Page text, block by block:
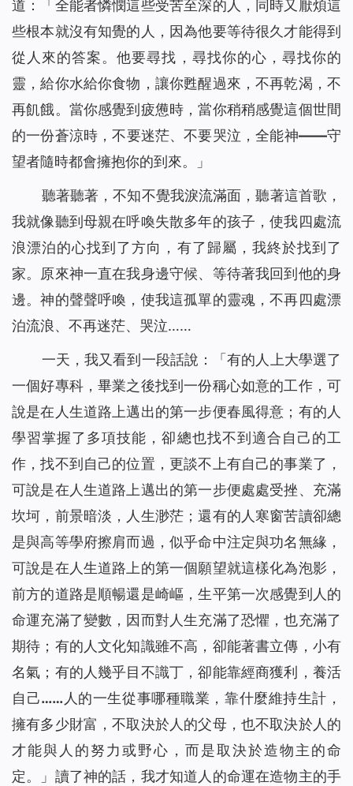
道：「 全能者憐憫這些受苦至深的人，同時又厭煩這
些根本就沒有知覺的人，因為他要等待很久才能得到
從人來的答案。他要尋找，尋找你的心，尋找你的
靈，給你水給你食物，讓你甦醒過來，不再乾渴，不
再飢餓。當你感覺到疲憊時，當你稍稍感覺這個世間
的一份蒼涼時，不要迷茫、不要哭泣，全能神——守
望者隨時都會擁抱你的到來。
」
聽著聽著，不知不覺我淚流滿面，聽著這首歌，
我就像聽到母親在呼喚失散多年的孩子，使我四處流
浪漂泊的心找到了方向，有了歸屬，我終於找到了
家。原來神一直在我身邊守候、等待著我回到他的身
邊。神的聲聲呼喚，使我這孤單的靈魂，不再四處漂
泊流浪、不再迷茫、哭泣……
一天，我又看到一段話說：「有的人上大學選了
一個好專科，畢業之後找到一份稱心如意的工作，可
說是在人生道路上邁出的第一步便春風得意；有的人
學習掌握了多項技能，卻總也找不到適合自己的工
作，找不到自己的位置，更談不上有自己的事業了，
可說是在人生道路上邁出的第一步便處處受挫、充滿
坎坷，前景暗淡，人生渺茫；還有的人寒窗苦讀卻總
是與高等學府擦肩而過，似乎命中注定與功名無緣，
可說是在人生道路上的第一個願望就這樣化為泡影，
前方的道路是順暢還是崎嶇，生平第一次感覺到人的
命運充滿了變數，因而對人生充滿了恐懼，也充滿了
期待；有的人文化知識雖不高，卻能著書立傳，小有
名氣；有的人幾乎目不識丁，卻能靠經商獲利，養活
自己……人的一生從事哪種職業，靠什麼維持生計，
擁有多少財富，不取決於人的父母，也不取決於人的
才能與人的努力或野心，而是取決於造物主的命
定。
」讀了神的話，我才知道人的命運在造物主的手